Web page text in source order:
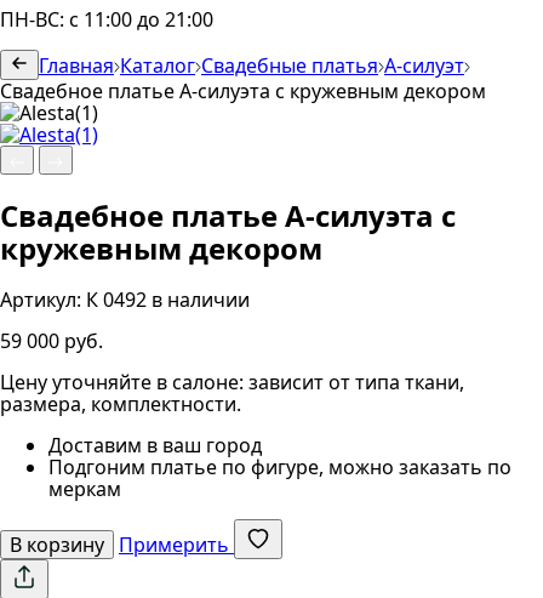
ПН-ВС: с 11:00 до 21:00
Главная Каталог Свадебные платья А-силуэт
Свадебное платье А-силуэта с кружевным декором
Свадебное платье А-силуэта с
кружевным декором
Артикул: К 0492 в наличии
59 000 руб.
Цену уточняйте в салоне: зависит от типа ткани,
размера, комплектности.
Доставим в ваш город
Подгоним платье по фигуре, можно заказать по
меркам
В корзину Примерить